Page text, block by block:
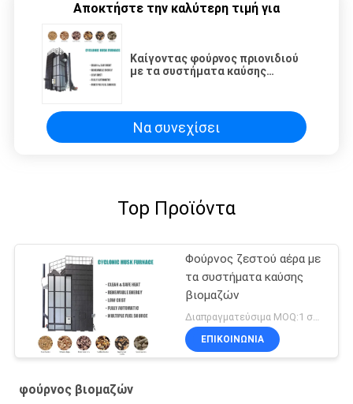
Αποκτήστε την καλύτερη τιμή για
Καίγοντας φούρνος πριονιδιού
με τα συστήματα καύσης
Να συνεχίσει
Top Προϊόντα
Φούρνος ζεστού αέρα με
τα συστήματα καύσης
βιομαζών
Διαπραγματεύσιμα MOQ:1 σύνολο
ΕΠΙΚΟΙΝΩΝΊΑ
φούρνος βιομαζών